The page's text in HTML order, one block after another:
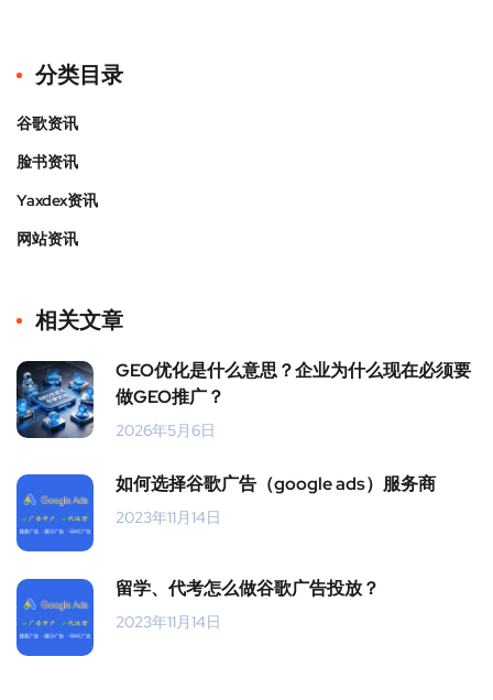
分类目录
谷歌资讯
脸书资讯
Yaxdex资讯
网站资讯
相关文章
GEO优化是什么意思？企业为什么现在必须要
做GEO推广？
2026年5月6日
如何选择谷歌广告（google ads）服务商
2023年11月14日
留学、代考怎么做谷歌广告投放？
2023年11月14日